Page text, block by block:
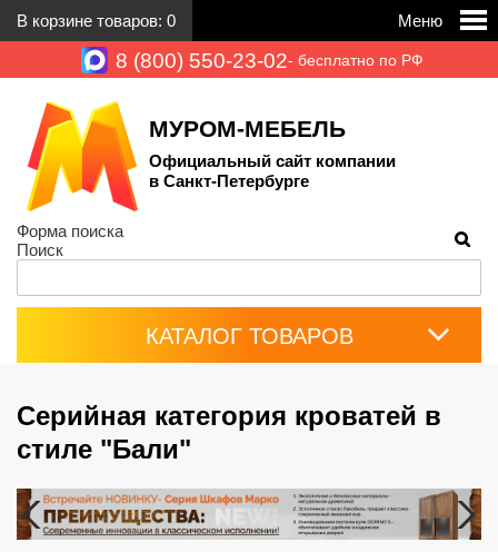
В корзине товаров: 0 Меню
8 (800) 550-23-02- бесплатно по РФ
МУРОМ-МЕБЕЛЬ
Официальный сайт компании
в Санкт-Петербурге
Форма поиска
Поиск
КАТАЛОГ ТОВАРОВ
Серийная категория кроватей в
стиле "Бали"